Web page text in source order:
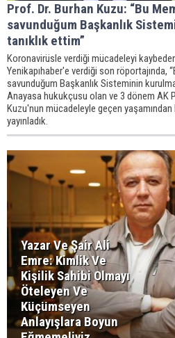
Prof. Dr. Burhan Kuzu: “Bu
savunduğum Başkanlık
tanıklık ettim”
Koronavirüsle verdiği mücadeleyi
Yenikapıhaber'e verdiği son röportajında,
savunduğum Başkanlık Sisteminin
Anayasa hukukçusu olan ve 3 dönem AK
Kuzu'nun mücadeleyle geçen
yayınladık.
Yazar Ve Şair Ali
Emre: Kimlik Ve
Kişilik Sahibi Olmayı
Öteleyen Ve
Küçümseyen
Anlayışlara Boyun